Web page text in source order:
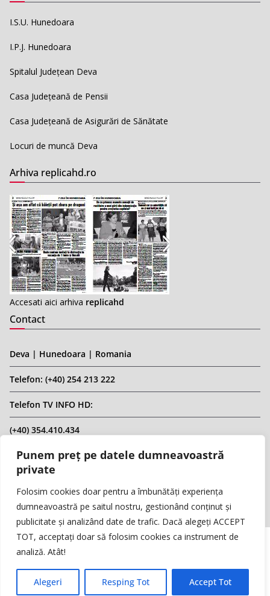
Punem preț pe datele dumneavoastră
private
Folosim cookies doar pentru a îmbunătăți experiența
dumneavoastră pe saitul nostru, gestionând conținut și
publicitate și analizând date de trafic. Dacă alegeți ACCEPT
TOT, acceptați doar să folosim cookies ca instrument de
analiză. Atât!
Alegeri Resping Tot Accept Tot
I.S.U. Hunedoara
I.P.J. Hunedoara
Spitalul Județean Deva
Casa Județeană de Pensii
Casa Județeană de Asigurări de Sănătate
Locuri de muncă Deva
Arhiva replicahd.ro
Accesati aici arhiva replicahd
Contact
Deva | Hunedoara | Romania
Telefon: (+40) 254 213 222
Telefon TV INFO HD:
(+40) 354.410.434
Email: infohd20@gmail.com
Website: www.replicahd.ro